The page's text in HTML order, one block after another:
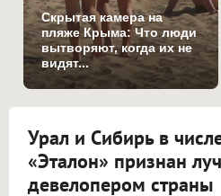
Скрытая камера на
пляже Крыма: Что люди
вытворяют, когда их не
видят...
Урал и Сибирь в
«Эталон» признан
девелопером страны